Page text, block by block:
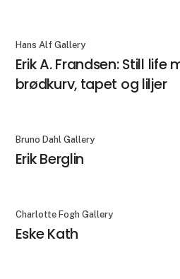
Hans Alf Gallery
Erik A. Frandsen: Still life
brødkurv, tapet og liljer
Bruno Dahl Gallery
Erik Berglin
Charlotte Fogh Gallery
Eske Kath